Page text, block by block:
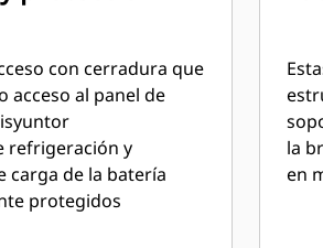
con cerradura que
acceso al panel de
refrigeración y
carga de la batería
protegidos
la
en